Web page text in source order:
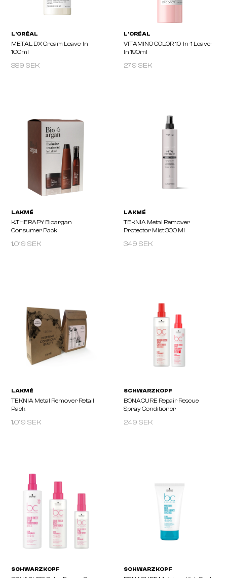
L'ORÉAL
ABSOLUT REPAIR Molecular
Leave-In Mask 100ml
L'ORÉAL
Curl Expression Caring
L'ORÉAL
389 SEK
L'ORÉAL
279 SEK
LAKMÉ
1.019 SEK
LAKMÉ
349 SEK
1.019 SEK 249 SEK